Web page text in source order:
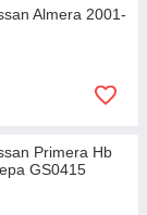
Almera 2001-
Primera Hb
GS0415